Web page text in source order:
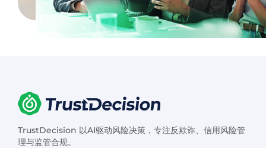
TrustDecision 以AI驱动风险决策，专注反欺诈、信用风险管
理与监管合规。